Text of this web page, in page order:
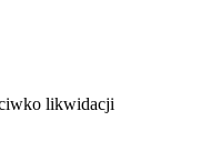
likwidacji